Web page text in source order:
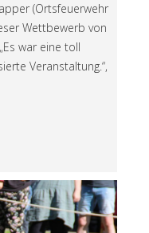
(Ortsfeuerwehr
Wettbewerb von
war eine toll
Veranstaltung.“,